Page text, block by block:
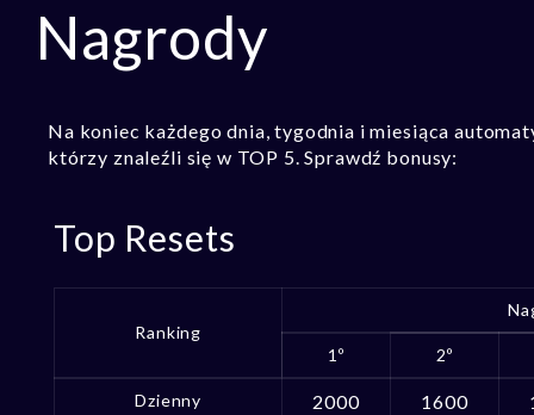
Nagrody
Na koniec każdego dnia, tygodnia i miesiąca
którzy znaleźli się w TOP 5. Sprawdź bonusy:
Top Resets
Ranking
1º 2º
Dzienny 2000 1600